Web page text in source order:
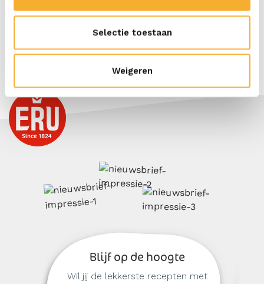
Selectie toestaan
Weigeren
Blijf op de hoogte
Wil jij de lekkerste recepten met